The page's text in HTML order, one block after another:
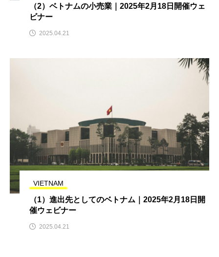
（2）ベトナムの小売業｜2025年2月18日開催ウェ
ビナー
2025.04.21
VIETNAM
（1）進出先としてのベトナム｜2025年2月18日開
催ウェビナー
2025.04.21